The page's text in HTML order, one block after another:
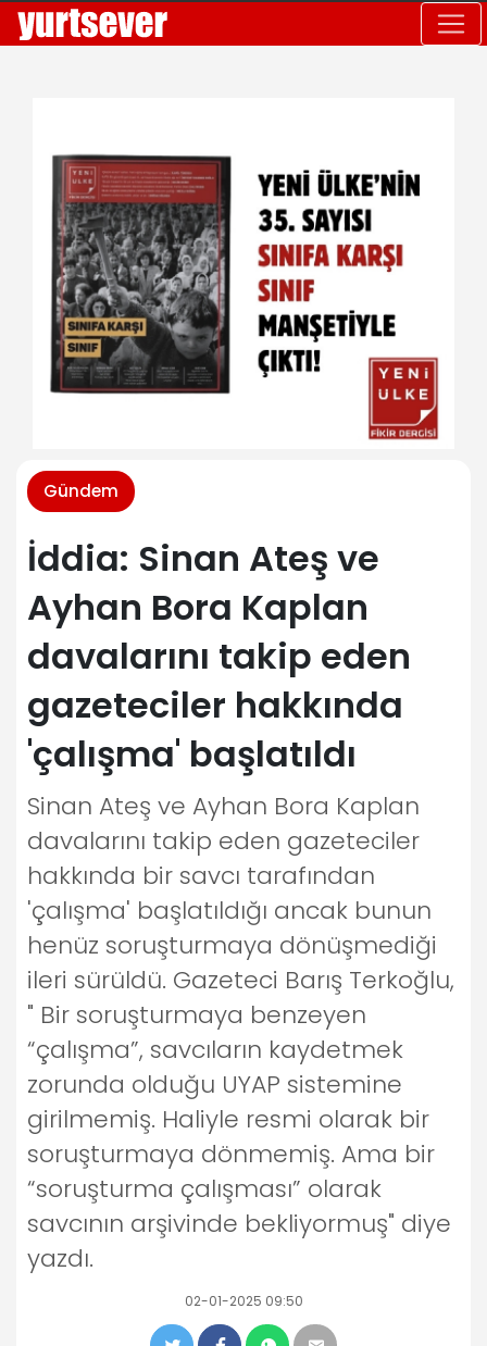
Gündem
İddia: Sinan Ateş ve
Ayhan Bora Kaplan
davalarını takip eden
gazeteciler hakkında
'çalışma' başlatıldı
Sinan Ateş ve Ayhan Bora Kaplan
davalarını takip eden gazeteciler
hakkında bir savcı tarafından
'çalışma' başlatıldığı ancak bunun
henüz soruşturmaya dönüşmediği
ileri sürüldü. Gazeteci Barış Terkoğlu,
" Bir soruşturmaya benzeyen
“çalışma”, savcıların kaydetmek
zorunda olduğu UYAP sistemine
girilmemiş. Haliyle resmi olarak bir
soruşturmaya dönmemiş. Ama bir
“soruşturma çalışması” olarak
savcının arşivinde bekliyormuş" diye
yazdı.
02-01-2025 09:50